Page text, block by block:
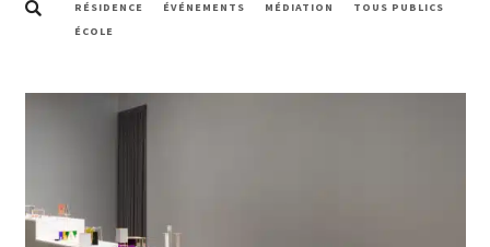
RÉSIDENCE
ÉVÉNEMENTS MÉDIATION
TOUS PUBLICS
ÉCOLE